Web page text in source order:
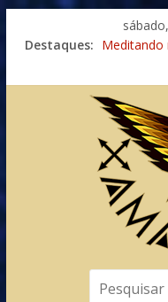
Destaques: Meditando
Totens –